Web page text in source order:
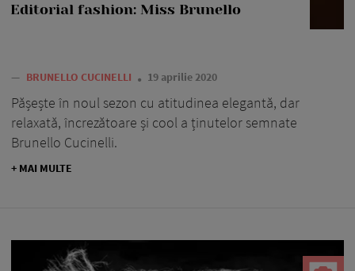
Editorial fashion: Miss Brunello
— BRUNELLO CUCINELLI 19 aprilie 2020
Pășește în noul sezon cu atitudinea elegantă, dar
relaxată, încrezătoare și cool a ținutelor semnate
Brunello Cucinelli.
+ MAI MULTE